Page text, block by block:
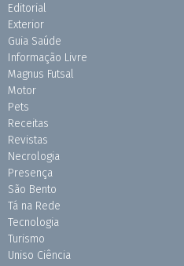
Editorial
Exterior
Guia Saúde
Informação Livre
Magnus Futsal
Motor
Pets
Receitas
Revistas
Necrologia
Presença
São Bento
Tá na Rede
Tecnologia
Turismo
Uniso Ciência